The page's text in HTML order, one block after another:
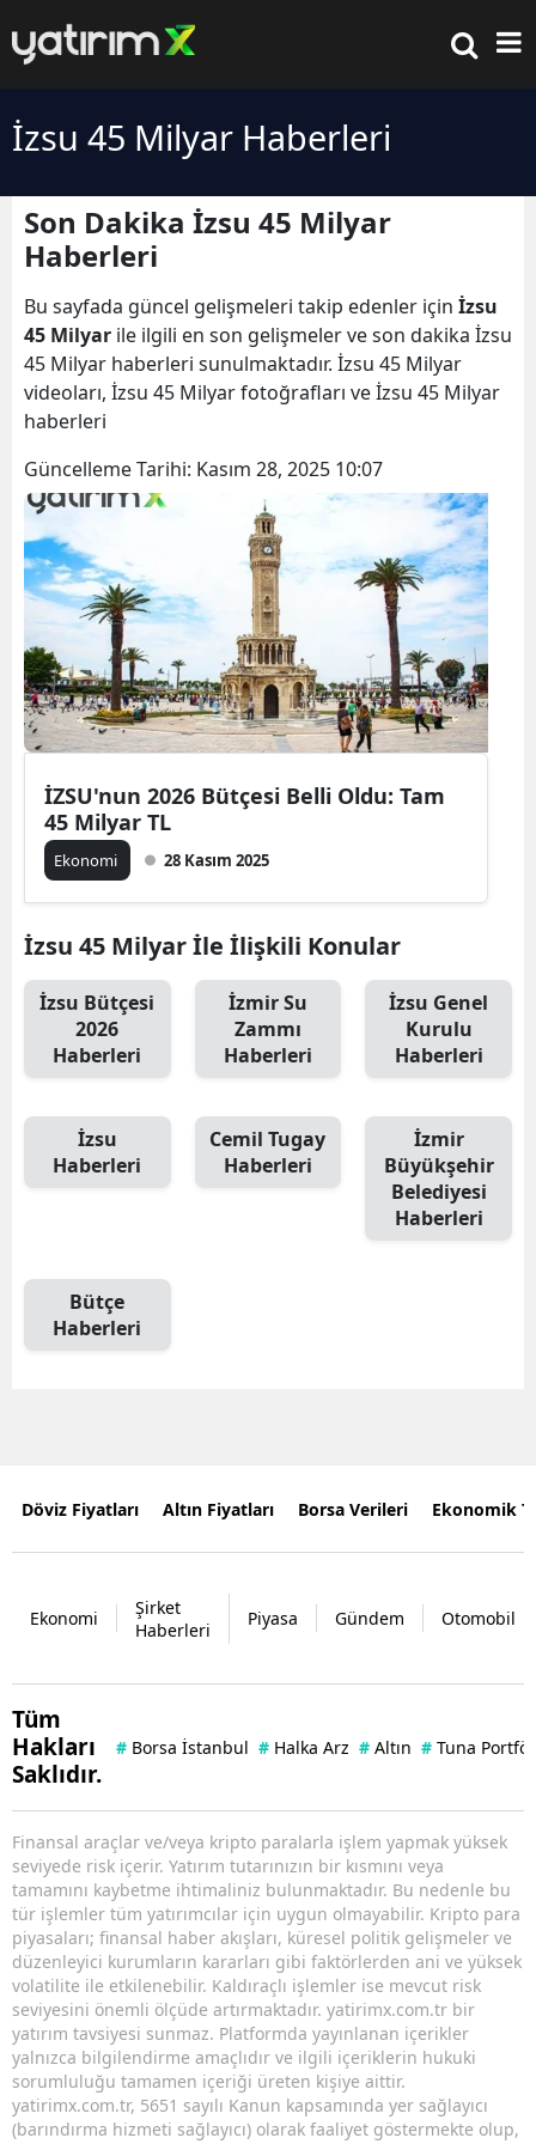
İzsu 45 Milyar Haberleri
Son Dakika İzsu 45 Milyar
Haberleri
Bu sayfada güncel gelişmeleri takip edenler için İzsu
45 Milyar ile ilgili en son gelişmeler ve son dakika İzsu
45 Milyar haberleri sunulmaktadır. İzsu 45 Milyar
videoları, İzsu 45 Milyar fotoğrafları ve İzsu 45 Milyar
haberleri
Güncelleme Tarihi: Kasım 28, 2025 10:07
İZSU'nun 2026 Bütçesi Belli Oldu: Tam
45 Milyar TL
Ekonomi 28 Kasım 2025
İzsu 45 Milyar İle İlişkili Konular
İzsu Bütçesi
2026
Haberleri
İzmir Su
Zammı
Haberleri
İzsu Genel
Kurulu
Haberleri
İzsu
Haberleri
Cemil Tugay
Haberleri
İzmir
Büyükşehir
Belediyesi
Haberleri
Bütçe
Haberleri
Döviz Fiyatları Altın Fiyatları Borsa Verileri Ekonomik
Ekonomi
Şirket
Haberleri
Piyasa Gündem Otomobil
Tüm
Hakları
Saklıdır.
# Borsa İstanbul # Halka Arz # Altın # Tuna
Finansal araçlar ve/veya kripto paralarla işlem yapmak yüksek
seviyede risk içerir. Yatırım tutarınızın bir kısmını veya
tamamını kaybetme ihtimaliniz bulunmaktadır. Bu nedenle bu
tür işlemler tüm yatırımcılar için uygun olmayabilir. Kripto para
piyasaları; finansal haber akışları, küresel politik gelişmeler ve
düzenleyici kurumların kararları gibi faktörlerden ani ve yüksek
volatilite ile etkilenebilir. Kaldıraçlı işlemler ise mevcut risk
seviyesini önemli ölçüde artırmaktadır. yatirimx.com.tr bir
yatırım tavsiyesi sunmaz. Platformda yayınlanan içerikler
yalnızca bilgilendirme amaçlıdır ve ilgili içeriklerin hukuki
sorumluluğu tamamen içeriği üreten kişiye aittir.
yatirimx.com.tr, 5651 sayılı Kanun kapsamında yer sağlayıcı
(barındırma hizmeti sağlayıcı) olarak faaliyet göstermekte olup,